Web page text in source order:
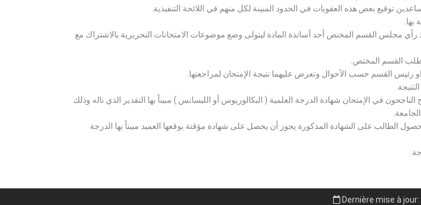
توقيع بعض هذه العقوبات في الحدود المبينة لكل منهم في اللائحة التنفيذية.
بها.
رأي مجلس القسم المختص أحد أساتذة المادة ليتولى وضع موضوعات الامتحانات التحريرية بالاشتراك مع
القسم المختص.
القسم حسب الأحوال وتعرض عليهما نتيجة الإمتحان لمراجعتها.
في الإمتحان شهادة الدرجة العلمية ( البكالوريوس أو الليسانس ) مبيناً بها التقدير الذي ناله وذلك
الطالب على الشهادة المذكورة يجوز أن يحصل على شهادة مؤقتة يوقعها العميد مبيناً بها الدرجة
Dernière mise à jour: